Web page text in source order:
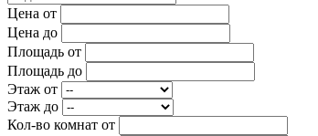
Цена от
Цена до
Площадь от
Площадь до
Этаж от
Этаж до
Кол-во комнат от